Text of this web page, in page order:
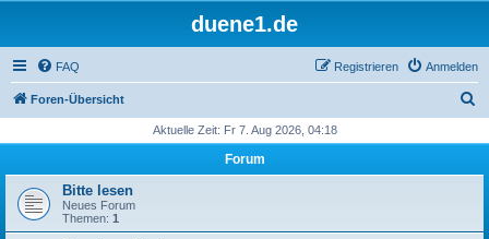
duene1.de
FAQ Anmelden
Registrieren
Foren-Übersicht
h
Aktuelle Zeit: Fr 7. Aug 2026, 04:18
Forum
Bitte lesen
Neues Forum
Themen: 1